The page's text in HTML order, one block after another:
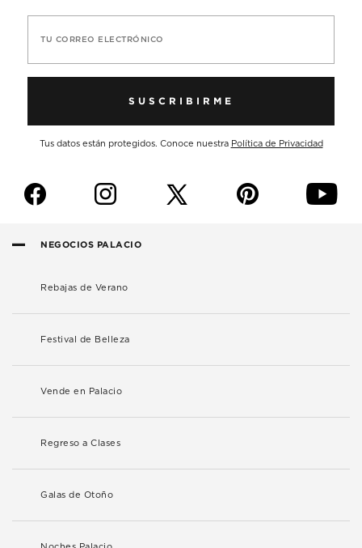
TU CORREO ELECTRÓNICO
SUSCRIBIRME
Tus datos están protegidos. Conoce nuestra Política de Privacidad
f i p y
NEGOCIOS PALACIO
Rebajas de Verano
Festival de Belleza
Vende en Palacio
Regreso a Clases
Galas de Otoño